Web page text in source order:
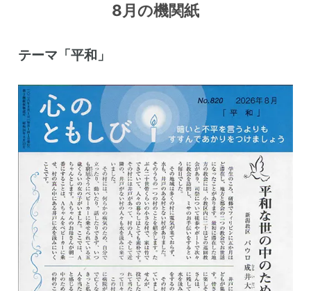
8月の機関紙
テーマ「平和」